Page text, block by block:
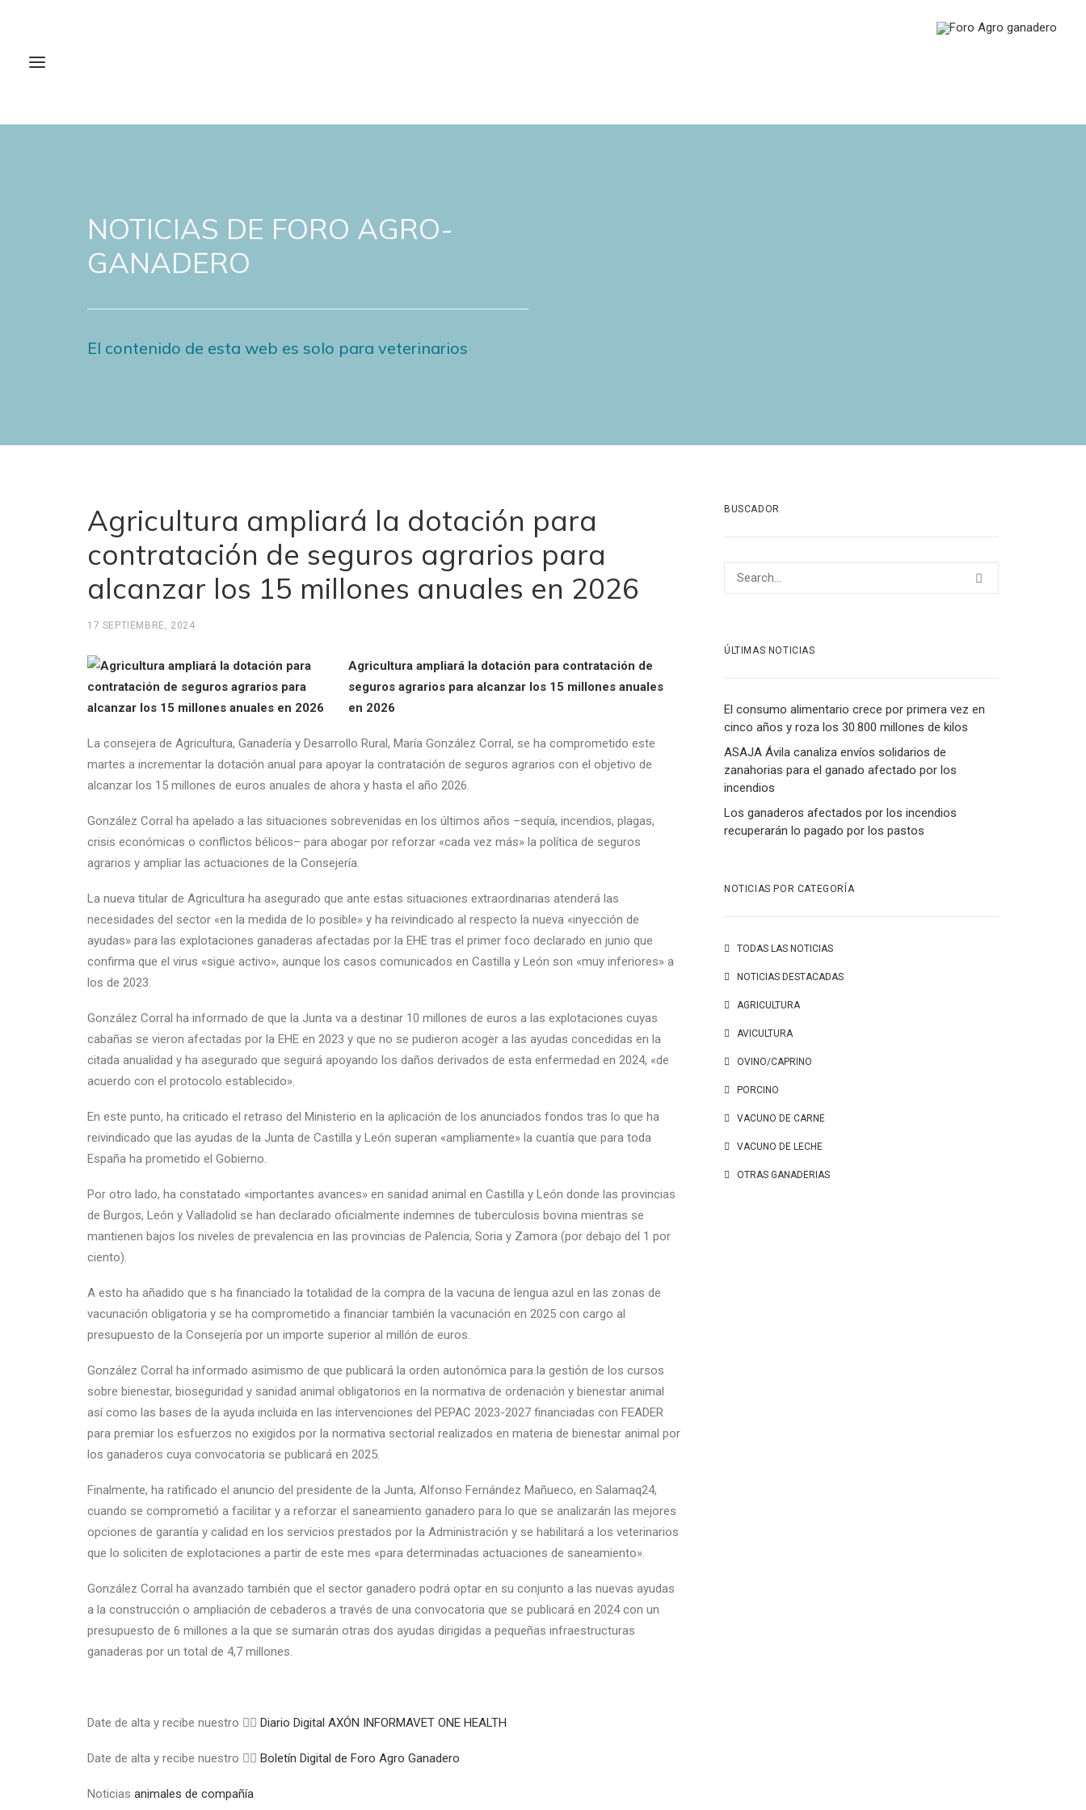
NOTICIAS DE FORO AGRO-
GANADERO
El contenido de esta web es solo para veterinarios
Agricultura ampliará la dotación para
contratación de seguros agrarios para
alcanzar los 15 millones anuales en 2026
17 SEPTIEMBRE, 2024
Agricultura ampliará la dotación para contratación de
seguros agrarios para alcanzar los 15 millones anuales
en 2026
La consejera de Agricultura, Ganadería y Desarrollo Rural, María González Corral, se ha comprometido este
martes a incrementar la dotación anual para apoyar la contratación de seguros agrarios con el objetivo de
alcanzar los 15 millones de euros anuales de ahora y hasta el año 2026.
González Corral ha apelado a las situaciones sobrevenidas en los últimos años –sequía, incendios, plagas,
crisis económicas o conflictos bélicos– para abogar por reforzar «cada vez más» la política de seguros
agrarios y ampliar las actuaciones de la Consejería.
La nueva titular de Agricultura ha asegurado que ante estas situaciones extraordinarias atenderá las
necesidades del sector «en la medida de lo posible» y ha reivindicado al respecto la nueva «inyección de
ayudas» para las explotaciones ganaderas afectadas por la EHE tras el primer foco declarado en junio que
confirma que el virus «sigue activo», aunque los casos comunicados en Castilla y León son «muy inferiores» a
los de 2023.
González Corral ha informado de que la Junta va a destinar 10 millones de euros a las explotaciones cuyas
cabañas se vieron afectadas por la EHE en 2023 y que no se pudieron acoger a las ayudas concedidas en la
citada anualidad y ha asegurado que seguirá apoyando los daños derivados de esta enfermedad en 2024, «de
acuerdo con el protocolo establecido».
En este punto, ha criticado el retraso del Ministerio en la aplicación de los anunciados fondos tras lo que ha
reivindicado que las ayudas de la Junta de Castilla y León superan «ampliamente» la cuantía que para toda
España ha prometido el Gobierno.
Por otro lado, ha constatado «importantes avances» en sanidad animal en Castilla y León donde las provincias
de Burgos, León y Valladolid se han declarado oficialmente indemnes de tuberculosis bovina mientras se
mantienen bajos los niveles de prevalencia en las provincias de Palencia, Soria y Zamora (por debajo del 1 por
ciento).
A esto ha añadido que s ha financiado la totalidad de la compra de la vacuna de lengua azul en las zonas de
vacunación obligatoria y se ha comprometido a financiar también la vacunación en 2025 con cargo al
presupuesto de la Consejería por un importe superior al millón de euros.
González Corral ha informado asimismo de que publicará la orden autonómica para la gestión de los cursos
sobre bienestar, bioseguridad y sanidad animal obligatorios en la normativa de ordenación y bienestar animal
así como las bases de la ayuda incluida en las intervenciones del PEPAC 2023-2027 financiadas con FEADER
para premiar los esfuerzos no exigidos por la normativa sectorial realizados en materia de bienestar animal por
los ganaderos cuya convocatoria se publicará en 2025.
Finalmente, ha ratificado el anuncio del presidente de la Junta, Alfonso Fernández Mañueco, en Salamaq24,
cuando se comprometió a facilitar y a reforzar el saneamiento ganadero para lo que se analizarán las mejores
opciones de garantía y calidad en los servicios prestados por la Administración y se habilitará a los veterinarios
que lo soliciten de explotaciones a partir de este mes «para determinadas actuaciones de saneamiento».
González Corral ha avanzado también que el sector ganadero podrá optar en su conjunto a las nuevas ayudas
a la construcción o ampliación de cebaderos a través de una convocatoria que se publicará en 2024 con un
presupuesto de 6 millones a la que se sumarán otras dos ayudas dirigidas a pequeñas infraestructuras
ganaderas por un total de 4,7 millones.
Date de alta y recibe nuestro 👉🏼 Diario Digital AXÓN INFORMAVET ONE HEALTH
Date de alta y recibe nuestro 👉🏼 Boletín Digital de Foro Agro Ganadero
Noticias animales de compañía
BUSCADOR
ÚLTIMAS NOTICIAS
El consumo alimentario crece por primera vez en
cinco años y roza los 30.800 millones de kilos
ASAJA Ávila canaliza envíos solidarios de
zanahorias para el ganado afectado por los
incendios
Los ganaderos afectados por los incendios
recuperarán lo pagado por los pastos
NOTICIAS POR CATEGORÍA
TODAS LAS NOTICIAS
NOTICIAS DESTACADAS
AGRICULTURA
AVICULTURA
OVINO/CAPRINO
PORCINO
VACUNO DE CARNE
VACUNO DE LECHE
OTRAS GANADERIAS